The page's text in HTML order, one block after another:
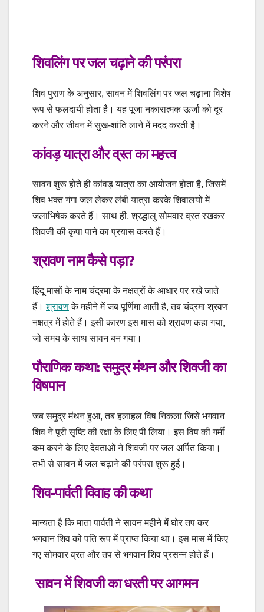
शिवलिंग पर जल चढ़ाने की परंपरा
शिव पुराण के अनुसार, सावन में शिवलिंग पर जल चढ़ाना विशेष
रूप से फलदायी होता है। यह पूजा नकारात्मक ऊर्जा को दूर
करने और जीवन में सुख-शांति लाने में मदद करती है।
कांवड़ यात्रा और व्रत का महत्त्व
सावन शुरू होते ही कांवड़ यात्रा का आयोजन होता है, जिसमें
शिव भक्त गंगा जल लेकर लंबी यात्रा करके शिवालयों में
जलाभिषेक करते हैं। साथ ही, श्रद्धालु सोमवार व्रत रखकर
शिवजी की कृपा पाने का प्रयास करते हैं।
श्रावण नाम कैसे पड़ा?
हिंदू मासों के नाम चंद्रमा के नक्षत्रों के आधार पर रखे जाते
हैं।श्रावणके महीने में जब पूर्णिमा आती है, तब चंद्रमा श्रवण
नक्षत्र में होते हैं। इसी कारण इस मास को श्रावण कहा गया,
जो समय के साथ सावन बन गया।
पौराणिक कथा: समुद्र मंथन और शिवजी का
विषपान
जब समुद्र मंथन हुआ, तब हलाहल विष निकला जिसे भगवान
शिव ने पूरी सृष्टि की रक्षा के लिए पी लिया। इस विष की गर्मी
कम करने के लिए देवताओं ने शिवजी पर जल अर्पित किया।
तभी से सावन में जल चढ़ाने की परंपरा शुरू हुई।
शिव-पार्वती विवाह की कथा
मान्यता है कि माता पार्वती ने सावन महीने में घोर तप कर
भगवान शिव को पति रूप में प्राप्त किया था। इस मास में किए
गए सोमवार व्रत और तप से भगवान शिव प्रसन्न होते हैं।
️ सावन में शिवजी का धरती पर आगमन